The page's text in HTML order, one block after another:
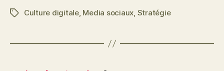
Étiquettes
Culture digitale, Media sociaux, Stratégie